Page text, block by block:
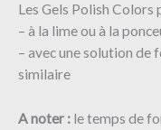
Les Gels Polish
– à la lime ou à la
– avec une solution de
similaire ​
A noter : le temps de